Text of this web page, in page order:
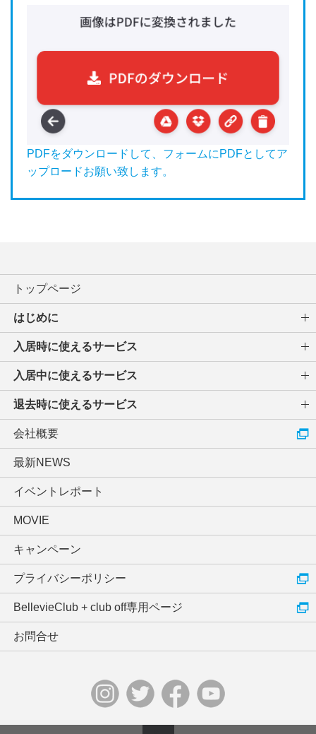
PDFをダウンロードして、フォームにPDFとしてア
ップロードお願い致します。
トップページ
はじめに
入居時に使えるサービス
入居中に使えるサービス
退去時に使えるサービス
会社概要
最新NEWS
イベントレポート
MOVIE
キャンペーン
プライバシーポリシー
BellevieClub + club off専用ページ
お問合せ